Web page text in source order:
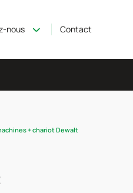
nous Contact
+ chariot Dewalt